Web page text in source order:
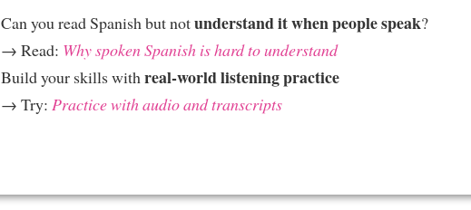
Can you read Spanish but notunderstand it when people speak?
→ Read: Why spoken Spanish is hard to understand
Build your skills withreal-world listening practice
→ Try: Practice with audio and transcripts